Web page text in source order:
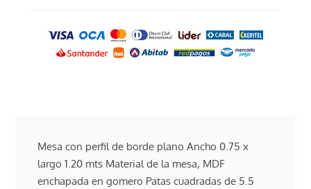
Mesa con perfil de borde plano Ancho 0.75 x
largo 1.20 mts Material de la mesa, MDF
enchapada en gomero Patas cuadradas de 5.5